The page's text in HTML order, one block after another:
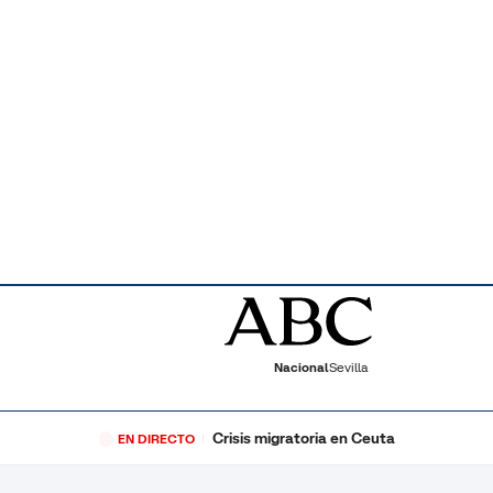
NacionalSevilla
EN DIRECTO Crisis migratoria en Ceuta